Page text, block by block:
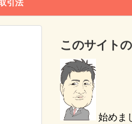
このサイト
始めま